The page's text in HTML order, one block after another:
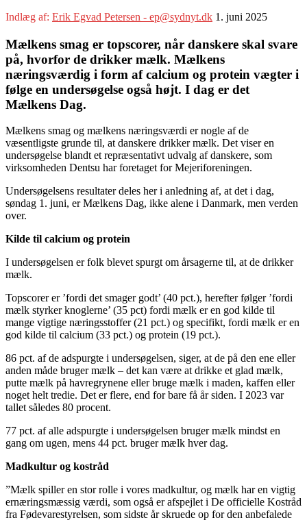
Indlæg af: Erik Egvad Petersen - ep@sydnyt.dk 1. juni 2025
Mælkens smag er topscorer, når danskere skal svare
på, hvorfor de drikker mælk. Mælkens
næringsværdig i form af calcium og protein vægter i
følge en undersøgelse også højt. I dag er det
Mælkens Dag.
Mælkens smag og mælkens næringsværdi er nogle af de
væsentligste grunde til, at danskere drikker mælk. Det viser en
undersøgelse blandt et repræsentativt udvalg af danskere, som
virksomheden Dentsu har foretaget for Mejeriforeningen.
Undersøgelsens resultater deles her i anledning af, at det i dag,
søndag 1. juni, er Mælkens Dag, ikke alene i Danmark, men verden
over.
Kilde til calcium og protein
I undersøgelsen er folk blevet spurgt om årsagerne til, at de drikker
mælk.
Topscorer er ’fordi det smager godt’ (40 pct.), herefter følger ’fordi
mælk styrker knoglerne’ (35 pct) fordi mælk er en god kilde til
mange vigtige næringsstoffer (21 pct.) og specifikt, fordi mælk er en
god kilde til calcium (33 pct.) og protein (19 pct.).
86 pct. af de adspurgte i undersøgelsen, siger, at de på den ene eller
anden måde bruger mælk – det kan være at drikke et glad mælk,
putte mælk på havregrynene eller bruge mælk i maden, kaffen eller
noget helt tredie. Det er flere, end for bare få år siden. I 2023 var
tallet således 80 procent.
77 pct. af alle adspurgte i undersøgelsen bruger mælk mindst en
gang om ugen, mens 44 pct. bruger mælk hver dag.
Madkultur og kostråd
”Mælk spiller en stor rolle i vores madkultur, og mælk har en vigtig
ernæringsmæssig værdi, som også er afspejlet i De officielle Kostråd
fra Fødevarestyrelsen, som sidste år skruede op for den anbefalede